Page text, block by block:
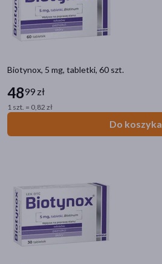
Biotynox, 5 mg, tabletki, 60 szt.
4899 zł
1 szt. = 0,82 zł
Do koszyka
Kategorie produktów
Zdrowie
Filtry
Dostępny
Cena